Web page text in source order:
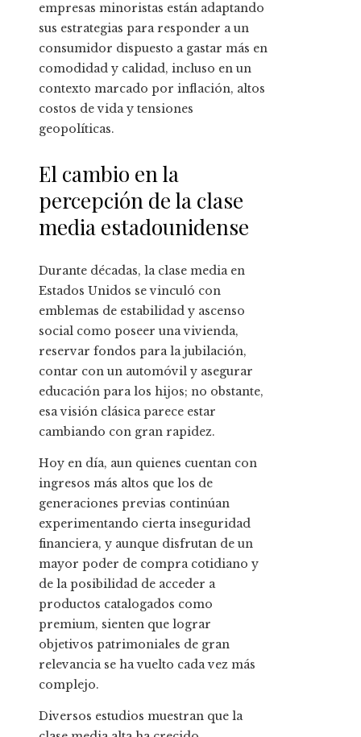
empresas minoristas están adaptando
sus estrategias para responder a un
consumidor dispuesto a gastar más en
comodidad y calidad, incluso en un
contexto marcado por inflación, altos
costos de vida y tensiones
geopolíticas.
El cambio en la
percepción de la clase
media estadounidense
Durante décadas, la clase media en
Estados Unidos se vinculó con
emblemas de estabilidad y ascenso
social como poseer una vivienda,
reservar fondos para la jubilación,
contar con un automóvil y asegurar
educación para los hijos; no obstante,
esa visión clásica parece estar
cambiando con gran rapidez.
Hoy en día, aun quienes cuentan con
ingresos más altos que los de
generaciones previas continúan
experimentando cierta inseguridad
financiera, y aunque disfrutan de un
mayor poder de compra cotidiano y
de la posibilidad de acceder a
productos catalogados como
premium, sienten que lograr
objetivos patrimoniales de gran
relevancia se ha vuelto cada vez más
complejo.
Diversos estudios muestran que la